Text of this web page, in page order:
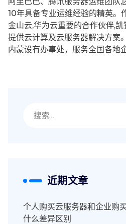
10年具备专业运维经验的精英。
金山云,华为云重要的合作伙伴,
提供云计算及云服务器解决方案
内蒙设有办事处，服务全国各地
索：
近期文章
个人购买云服务器和企业购
什么差异区别